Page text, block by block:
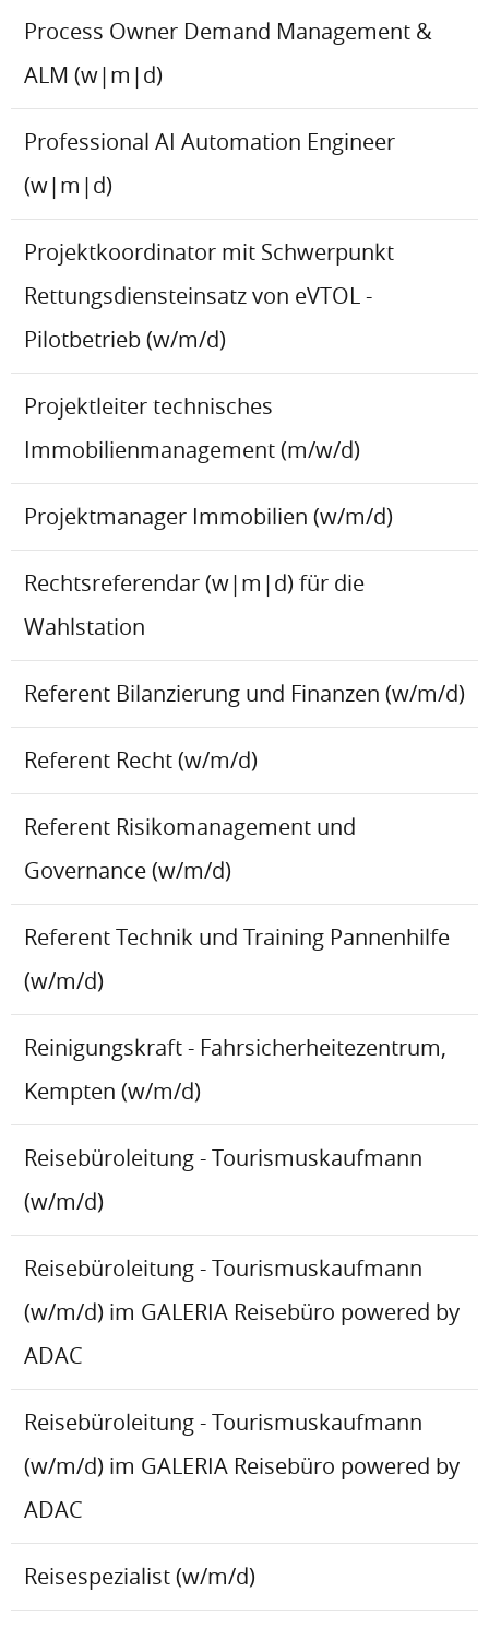
Process Owner Demand Management &
ALM (w|m|d)
Professional AI Automation Engineer
(w|m|d)
Projektkoordinator mit Schwerpunkt
Rettungsdiensteinsatz von eVTOL -
Pilotbetrieb (w/m/d)
Projektleiter technisches
Immobilienmanagement (m/w/d)
Projektmanager Immobilien (w/m/d)
Rechtsreferendar (w|m|d) für die
Wahlstation
Referent Bilanzierung und Finanzen (w/m/d)
Referent Recht (w/m/d)
Referent Risikomanagement und
Governance (w/m/d)
Referent Technik und Training Pannenhilfe
(w/m/d)
Reinigungskraft - Fahrsicherheitezentrum,
Kempten (w/m/d)
Reisebüroleitung - Tourismuskaufmann
(w/m/d)
Reisebüroleitung - Tourismuskaufmann
(w/m/d) im GALERIA Reisebüro powered by
ADAC
Reisebüroleitung - Tourismuskaufmann
(w/m/d) im GALERIA Reisebüro powered by
ADAC
Reisespezialist (w/m/d)